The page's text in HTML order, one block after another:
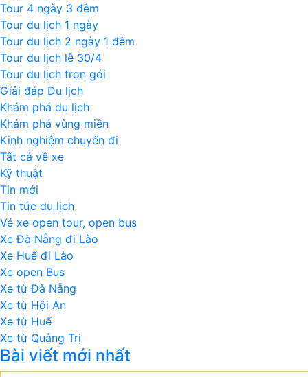
Tour 4 ngày 3 đêm
Tour du lịch 1 ngày
Tour du lịch 2 ngày 1 đêm
Tour du lịch lễ 30/4
Tour du lịch trọn gói
Giải đáp Du lịch
Khám phá du lịch
Khám phá vùng miền
Kinh nghiệm chuyến đi
Tất cả về xe
Kỹ thuật
Tin mới
Tin tức du lịch
Vé xe open tour, open bus
Xe Đà Nẵng đi Lào
Xe Huế đi Lào
Xe open Bus
Xe từ Đà Nẵng
Xe từ Hội An
Xe từ Huế
Xe từ Quảng Trị
Bài viết mới nhất